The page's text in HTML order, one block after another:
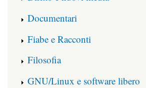
Documentari
Fiabe e Racconti
Filosofia
GNU/Linux e software libero